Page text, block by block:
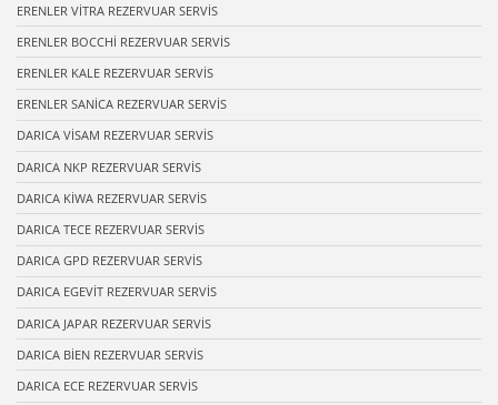
ERENLER VİTRA REZERVUAR SERVİS
ERENLER BOCCHİ REZERVUAR SERVİS
ERENLER KALE REZERVUAR SERVİS
ERENLER SANİCA REZERVUAR SERVİS
DARICA VİSAM REZERVUAR SERVİS
DARICA NKP REZERVUAR SERVİS
DARICA KİWA REZERVUAR SERVİS
DARICA TECE REZERVUAR SERVİS
DARICA GPD REZERVUAR SERVİS
DARICA EGEVİT REZERVUAR SERVİS
DARICA JAPAR REZERVUAR SERVİS
DARICA BİEN REZERVUAR SERVİS
DARICA ECE REZERVUAR SERVİS